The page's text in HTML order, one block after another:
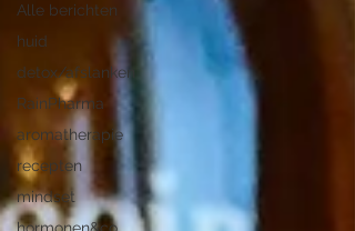
Alle berichten
huid
detox/afslanken
RainPharma
aromatherapie
recepten
mindset